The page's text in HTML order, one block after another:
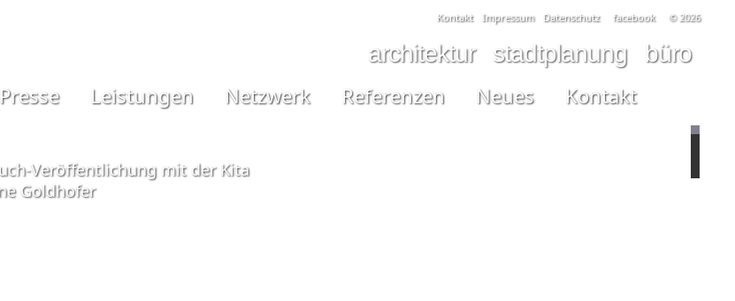
Kontakt Impressum Datenschutz facebook © 2026
architektur stadtplanung büro
Presse Leistungen Netzwerk Referenzen Neues Kontakt
Veröffentlichung mit der Kita
Goldhofer